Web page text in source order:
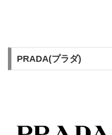
PRADA(プラダ)